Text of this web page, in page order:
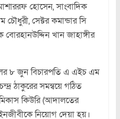
হোসেন, সাংবাদিক
সেক্টর কমান্ডার সি
খান জাহাঙ্গীর
৮ জুন বিচারপতি এ এইচ এম
ঠাকুরের সমন্বয়ে গঠিত
কিউরি (আদালতের
নিয়োগ দেয়া হয়।